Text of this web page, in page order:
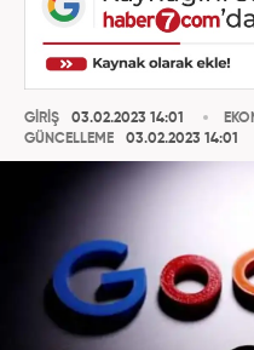
GİRİŞ
03.02.2023 14:01
GÜNCELLEME
03.02.2023 14:01